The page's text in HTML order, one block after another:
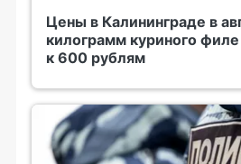
Цены в Калининграде в
килограмм куриного
к 600 рублям